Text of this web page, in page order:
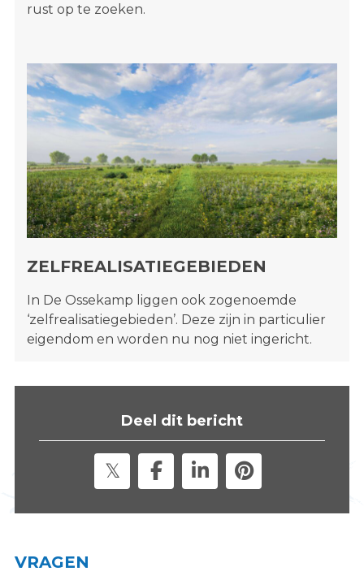
rust op te zoeken.
ZELFREALISATIEGEBIEDEN
In De Ossekamp liggen ook zogenoemde
‘zelfrealisatiegebieden’. Deze zijn in particulier
eigendom en worden nu nog niet ingericht.
Deel dit bericht
VRAGEN